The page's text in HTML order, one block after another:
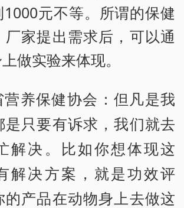
元不等。所谓的保健
厂家提出需求后，可以通
做实验来体现。
营养保健协会：但凡是我
是只要有诉求，我们就去
解决。比如你想体现这
解决方案，就是功效评
的产品在动物身上去做这